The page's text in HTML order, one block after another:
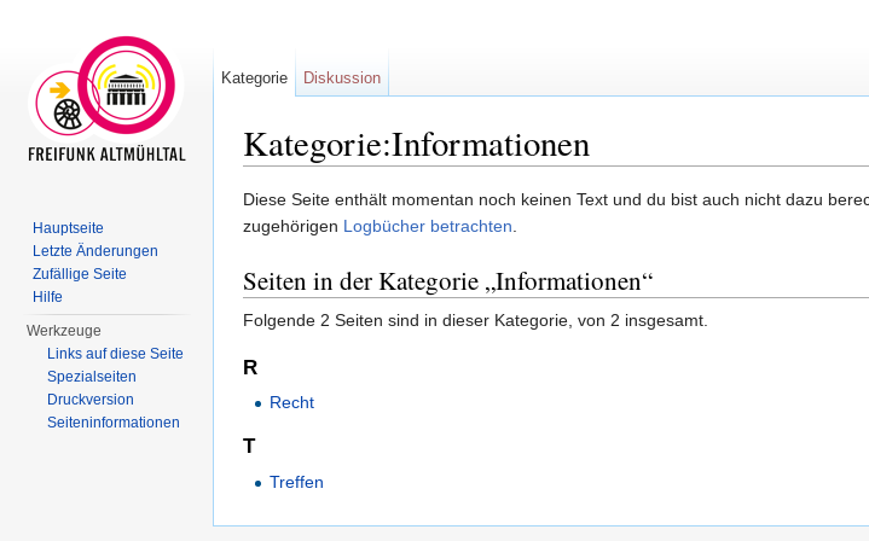
Kategorie:Informationen
Diese Seite enthält momentan noch keinen Text und du bist auch nicht dazu
zugehörigen Logbücher betrachten.
Seiten in der Kategorie „Informationen“
Folgende 2 Seiten sind in dieser Kategorie, von 2 insgesamt.
R
Recht
T
Treffen
Kategorie Diskussion
Hauptseite
Letzte Änderungen
Zufällige Seite
Hilfe
Werkzeuge
Links auf diese Seite
Spezialseiten
Druckversion
Seiten­informationen